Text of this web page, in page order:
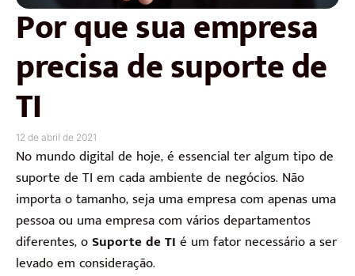
Por que sua empresa
precisa de suporte de
TI
12 de abril de 2021
No mundo digital de hoje, é essencial ter algum tipo de
suporte de TI em cada ambiente de negócios. Não
importa o tamanho, seja uma empresa com apenas uma
pessoa ou uma empresa com vários departamentos
diferentes, oSuporte de TI é um fator necessário a ser
levado em consideração.